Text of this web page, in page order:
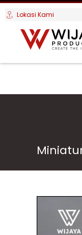
Lokasi Kami